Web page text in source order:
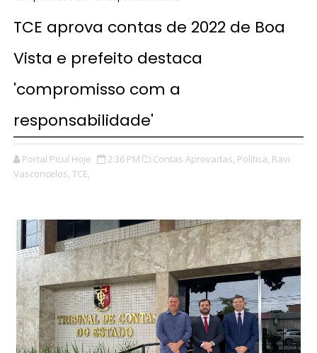
TCE aprova contas de 2022 de Boa
Vista e prefeito destaca
'compromisso com a
responsabilidade'
Portal Picuí Hoje 2:36 PM Contas Aprovadas, Política, Ravi
Vasconcelos, TCE,